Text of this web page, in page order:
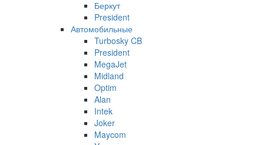
Беркут
President
Автомобильные
Turbosky CB
President
MegaJet
Midland
Optim
Alan
Intek
Joker
Maycom